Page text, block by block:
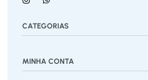
CATEGORIAS
MINHA CONTA